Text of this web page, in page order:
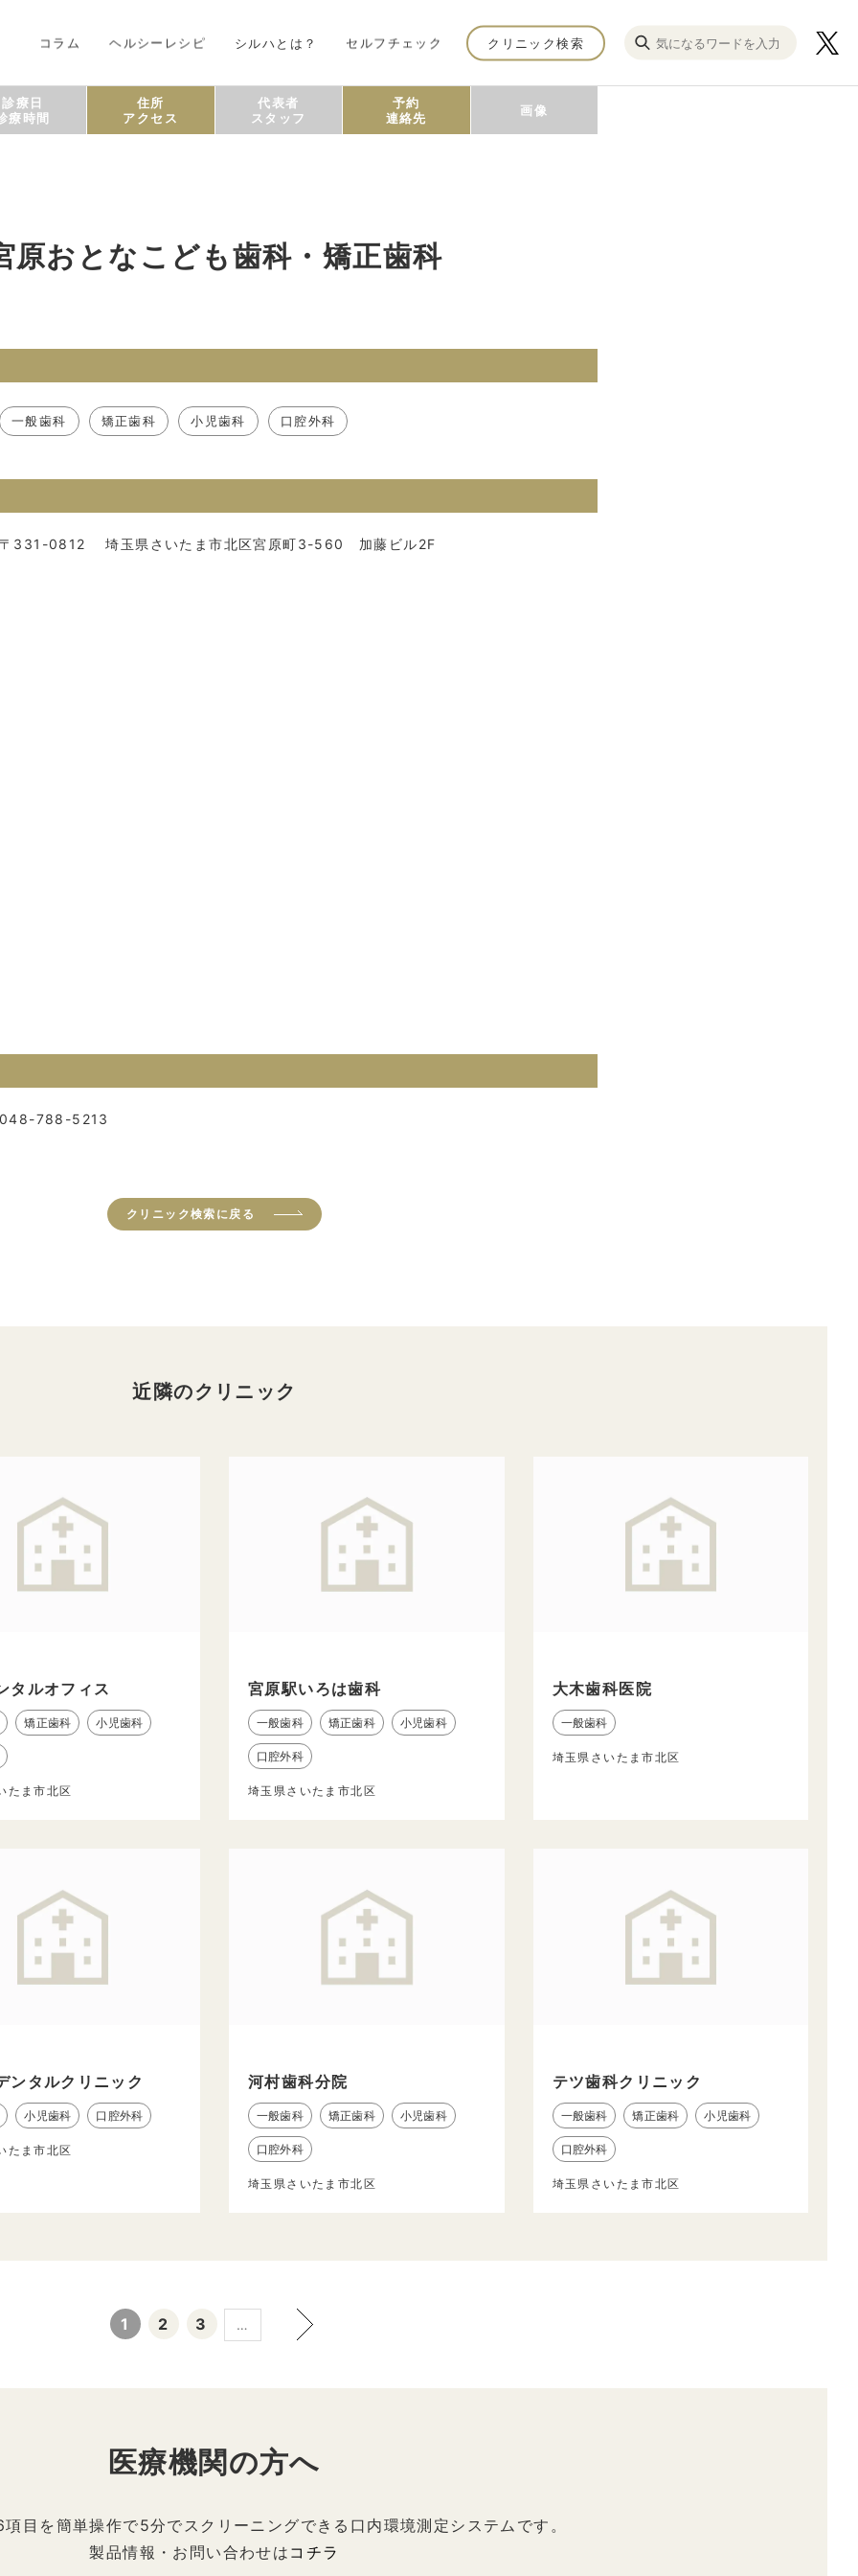
コラム ヘルシーレシピ シルハとは？ セルフチェック クリニック検索
診療日
療時間
住所
アクセス
代表者
スタッフ
予約
連絡先
画像
原おとなこども歯科・矯正歯科
一般歯科 矯正歯科 小児歯科 口腔外科
〒331-0812 埼玉県さいたま市北区宮原町3-560 加藤ビル2F
048-788-5213
クリニック検索に戻る
近隣のクリニック
タルオフィス
矯正歯科 小児歯科
たま市北区
宮原駅いろは歯科
一般歯科 矯正歯科 小児歯科
口腔外科
埼玉県さいたま市北区
大木歯科医院
一般歯科
埼玉県さいたま市北区
ンタルクリニック
小児歯科 口腔外科
たま市北区
河村歯科分院
一般歯科 矯正歯科 小児歯科
口腔外科
埼玉県さいたま市北区
テツ歯科クリニック
一般歯科 矯正歯科 小児歯科
口腔外科
埼玉県さいたま市北区
1 2 3 …
医療機関の方へ
目を簡単操作で5分でスクリーニングできる口内環境測定システムです。
製品情報・お問い合わせは コチラ